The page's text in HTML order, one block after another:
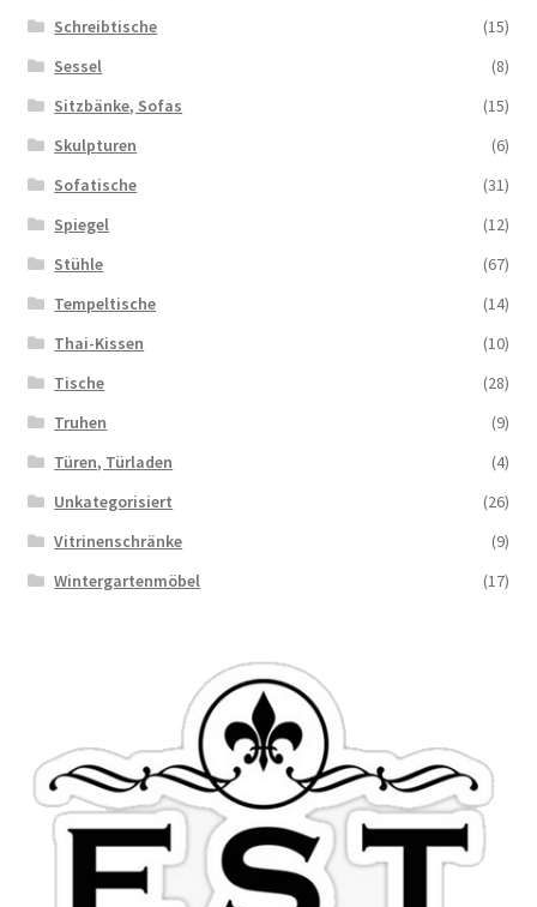
Schreibtische
(15)
Sessel
(8)
Sitzbänke, Sofas
(15)
Skulpturen
(6)
Sofatische
(31)
Spiegel
(12)
Stühle
(67)
Tempeltische
(14)
Thai-Kissen
(10)
Tische
(28)
Truhen
(9)
Türen, Türladen
(4)
Unkategorisiert
(26)
Vitrinenschränke
(9)
Wintergartenmöbel
(17)